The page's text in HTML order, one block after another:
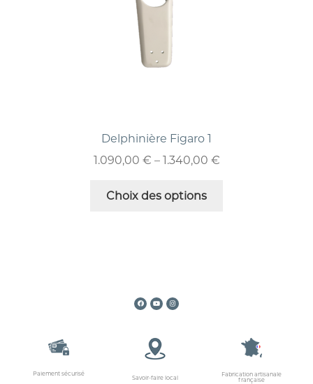
Delphinière Figaro 1
1.090,00 € – 1.340,00 €
Choix des options
Paiement sécurisé
Savoir-faire local
Fabrication artisanale
française